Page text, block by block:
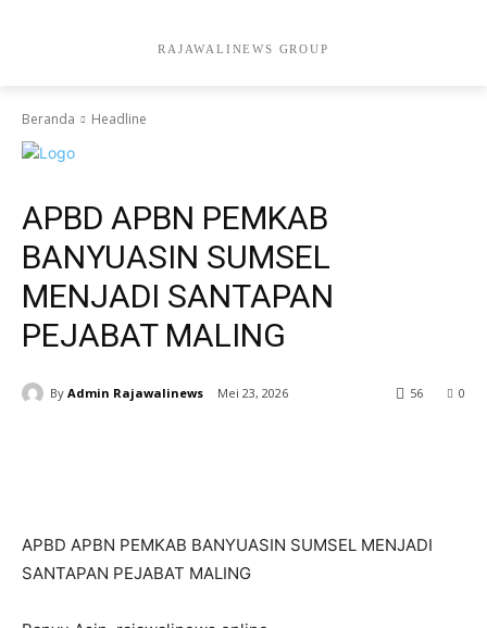
RAJAWALINEWS GROUP
Beranda Headline
APBD APBN PEMKAB
BANYUASIN SUMSEL
MENJADI SANTAPAN
PEJABAT MALING
By Admin Rajawalinews Mei 23, 2026 0
56
APBD APBN PEMKAB BANYUASIN SUMSEL MENJADI
SANTAPAN PEJABAT MALING